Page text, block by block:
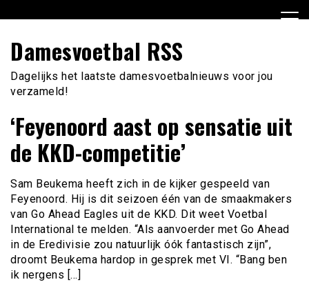
naar
inhoud
Damesvoetbal RSS
Dagelijks het laatste damesvoetbalnieuws voor jou
verzameld!
‘Feyenoord aast op sensatie uit
de KKD-competitie’
Sam Beukema heeft zich in de kijker gespeeld van
Feyenoord. Hij is dit seizoen één van de smaakmakers
van Go Ahead Eagles uit de KKD. Dit weet Voetbal
International te melden. “Als aanvoerder met Go Ahead
in de Eredivisie zou natuurlijk óók fantastisch zijn”,
droomt Beukema hardop in gesprek met VI. “Bang ben
ik nergens […]